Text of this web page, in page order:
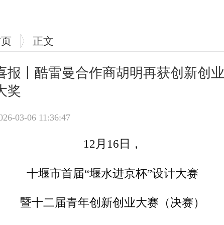
正文
报丨酷雷曼合作商胡明再获创新创业
奖
03-06 11:36:47
12月16日，
十堰市首届“堰水进京杯”设计大赛
暨十二届青年创新创业大赛（决赛）